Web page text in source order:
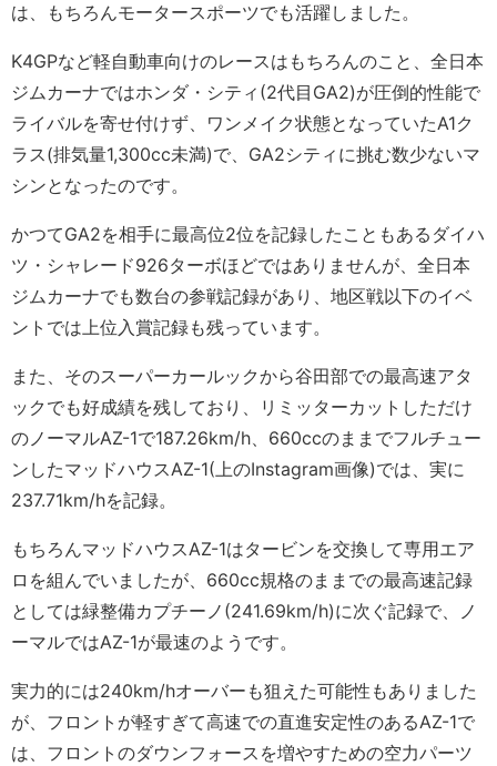
は、もちろんモータースポーツでも活躍しました。
K4GPなど軽自動車向けのレースはもちろんのこと、全日本
ジムカーナではホンダ・シティ(2代目GA2)が圧倒的性能で
ライバルを寄せ付けず、ワンメイク状態となっていたA1ク
ラス(排気量1,300cc未満)で、GA2シティに挑む数少ないマ
シンとなったのです。
かつてGA2を相手に最高位2位を記録したこともあるダイハ
ツ・シャレード926ターボほどではありませんが、全日本
ジムカーナでも数台の参戦記録があり、地区戦以下のイベ
ントでは上位入賞記録も残っています。
また、そのスーパーカールックから谷田部での最高速アタ
ックでも好成績を残しており、リミッターカットしただけ
のノーマルAZ-1で187.26km/h、660ccのままでフルチュー
ンしたマッドハウスAZ-1(上のInstagram画像)では、実に
237.71km/hを記録。
もちろんマッドハウスAZ-1はタービンを交換して専用エア
ロを組んでいましたが、660cc規格のままでの最高速記録
としては緑整備カプチーノ(241.69km/h)に次ぐ記録で、ノ
ーマルではAZ-1が最速のようです。
実力的には240km/hオーバーも狙えた可能性もありました
が、フロントが軽すぎて高速での直進安定性のあるAZ-1で
は、フロントのダウンフォースを増やすための空力パーツ